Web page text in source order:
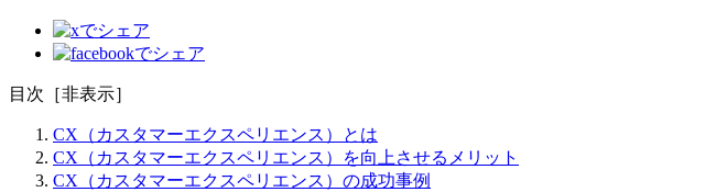
目次 ［非表示］
CX（カスタマーエクスペリエンス）とは
CX（カスタマーエクスペリエンス）を向上させるメリット
CX（カスタマーエクスペリエンス）の成功事例